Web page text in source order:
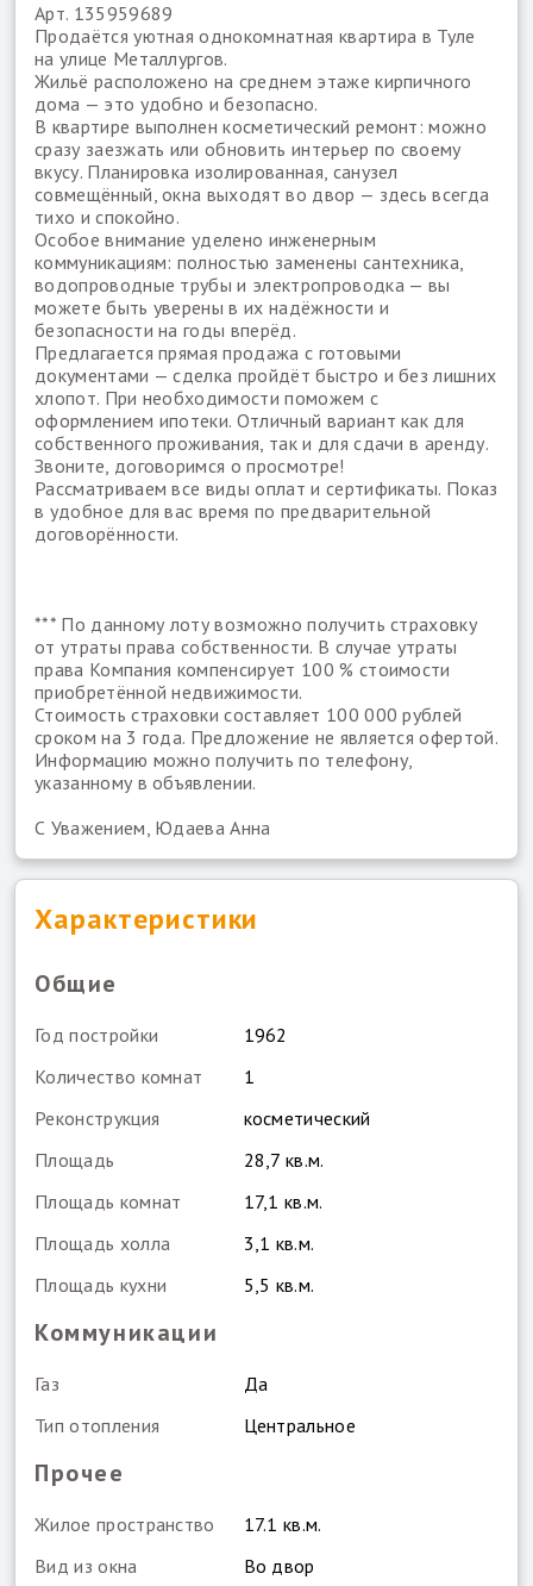
Арт. 135959689
Продаётся уютная однокомнатная квартира в Туле
на улице Металлургов.
Жильё расположено на среднем этаже кирпичного
дома — это удобно и безопасно.
В квартире выполнен косметический ремонт: можно
сразу заезжать или обновить интерьер по своему
вкусу. Планировка изолированная, санузел
совмещённый, окна выходят во двор — здесь всегда
тихо и спокойно.
Особое внимание уделено инженерным
коммуникациям: полностью заменены сантехника,
водопроводные трубы и электропроводка — вы
можете быть уверены в их надёжности и
безопасности на годы вперёд.
Предлагается прямая продажа с готовыми
документами — сделка пройдёт быстро и без лишних
хлопот. При необходимости поможем с
оформлением ипотеки. Отличный вариант как для
собственного проживания, так и для сдачи в аренду.
Звоните, договоримся о просмотре!
Рассматриваем все виды оплат и сертификаты. Показ
в удобное для вас время по предварительной
договорённости.
*** По данному лоту возможно получить страховку
от утраты права собственности. В случае утраты
права Компания компенсирует 100 % стоимости
приобретённой недвижимости.
Стоимость страховки составляет 100 000 рублей
сроком на 3 года. Предложение не является офертой.
Информацию можно получить по телефону,
указанному в объявлении.
С Уважением, Юдаева Анна
Характеристики
Общие
Год постройки
1962
Количество комнат
1
Реконструкция
косметический
Площадь
28,7 кв.м.
Площадь комнат
17,1 кв.м.
Площадь холла
3,1 кв.м.
Площадь кухни
5,5 кв.м.
Коммуникации
Газ
Да
Тип отопления
Центральное
Прочее
Жилое пространство
17.1 кв.м.
Вид из окна
Во двор